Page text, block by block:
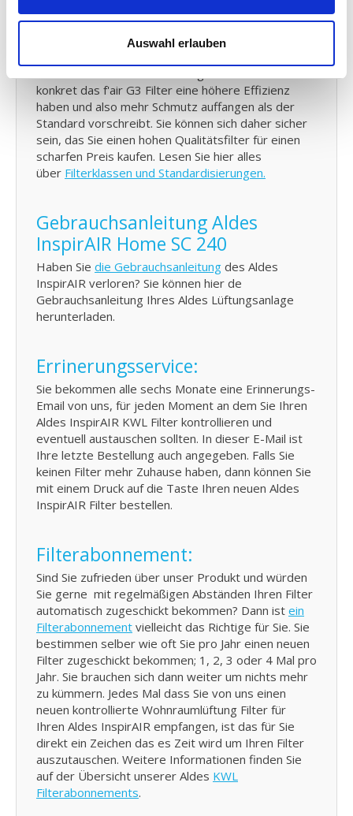
Auswahl erlauben
f'air G3 Filter haben eine Auffangkapazität von 92%.
Die Auffangkapazität eines G3 Filters muss den
konkret das f'air G3 Filter eine höhere Effizienz
haben und also mehr Schmutz auffangen als der
Standard vorschreibt. Sie können sich daher sicher
sein, das Sie einen hohen Qualitätsfilter für einen
scharfen Preis kaufen. Lesen Sie hier alles
über Filterklassen und Standardisierungen.
Gebrauchsanleitung Aldes
InspirAIR Home SC 240
Haben Sie die Gebrauchsanleitung des Aldes
InspirAIR verloren? Sie können hier de
Gebrauchsanleitung Ihres Aldes Lüftungsanlage
herunterladen.
Errinerungsservice:
Sie bekommen alle sechs Monate eine Erinnerungs-
Email von uns, für jeden Moment an dem Sie Ihren
Aldes InspirAIR KWL Filter kontrollieren und
eventuell austauschen sollten. In dieser E-Mail ist
Ihre letzte Bestellung auch angegeben. Falls Sie
keinen Filter mehr Zuhause haben, dann können Sie
mit einem Druck auf die Taste Ihren neuen Aldes
InspirAIR Filter bestellen.
Filterabonnement:
Sind Sie zufrieden über unser Produkt und würden
Sie gerne mit regelmäßigen Abständen Ihren Filter
automatisch zugeschickt bekommen? Dann ist ein
Filterabonnement vielleicht das Richtige für Sie. Sie
bestimmen selber wie oft Sie pro Jahr einen neuen
Filter zugeschickt bekommen; 1, 2, 3 oder 4 Mal pro
Jahr. Sie brauchen sich dann weiter um nichts mehr
zu kümmern. Jedes Mal dass Sie von uns einen
neuen kontrollierte Wohnraumlüftung Filter für
Ihren Aldes InspirAIR empfangen, ist das für Sie
direkt ein Zeichen das es Zeit wird um Ihren Filter
auszutauschen. Weitere Informationen finden Sie
auf der Übersicht unserer Aldes KWL
Filterabonnements.